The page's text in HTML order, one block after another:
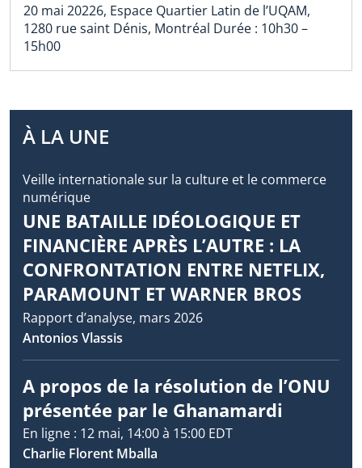
20 mai 20226, Espace Quartier Latin de l’UQAM,
1280 rue saint Dénis, Montréal Durée : 10h30 –
15h00
À LA UNE
Veille internationale sur la culture et le commerce
numérique
UNE BATAILLE IDÉOLOGIQUE ET
FINANCIÈRE APRÈS L’AUTRE : LA
CONFRONTATION ENTRE NETFLIX,
PARAMOUNT ET WARNER BROS
Rapport d’analyse, mars 2026
Antonios Vlassis
A propos de la résolution de l’ONU
présentée par le Ghanamardi
En ligne : 12 mai, 14:00 à 15:00 EDT
Charlie Florent Mballa